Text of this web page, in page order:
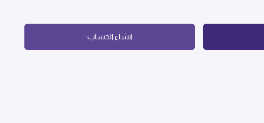
انشاء الحساب